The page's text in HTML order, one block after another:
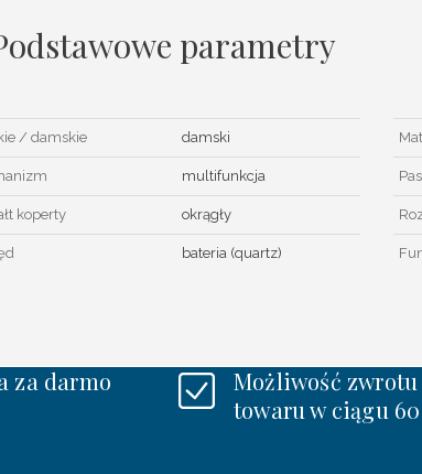
parametry
/ damskie damski
multifunkcja
koperty okrągły
bateria (quartz)
za darmo
Możliwość zwrotu
towaru w ciągu